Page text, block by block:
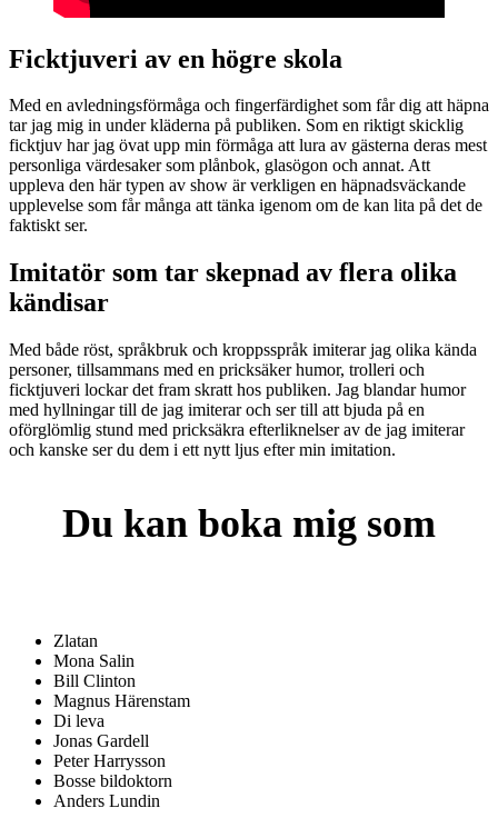
Ficktjuveri av en högre skola
Med en avledningsförmåga och fingerfärdighet som får dig att häpna
tar jag mig in under kläderna på publiken. Som en riktigt skicklig
ficktjuv har jag övat upp min förmåga att lura av gästerna deras mest
personliga värdesaker som plånbok, glasögon och annat. Att
uppleva den här typen av show är verkligen en häpnadsväckande
upplevelse som får många att tänka igenom om de kan lita på det de
faktiskt ser.
Imitatör som tar skepnad av flera olika
kändisar
Med både röst, språkbruk och kroppsspråk imiterar jag olika kända
personer, tillsammans med en pricksäker humor, trolleri och
ficktjuveri lockar det fram skratt hos publiken. Jag blandar humor
med hyllningar till de jag imiterar och ser till att bjuda på en
oförglömlig stund med pricksäkra efterliknelser av de jag imiterar
och kanske ser du dem i ett nytt ljus efter min imitation.
Du kan boka mig som
Zlatan
Mona Salin
Bill Clinton
Magnus Härenstam
Di leva
Jonas Gardell
Peter Harrysson
Bosse bildoktorn
Anders Lundin